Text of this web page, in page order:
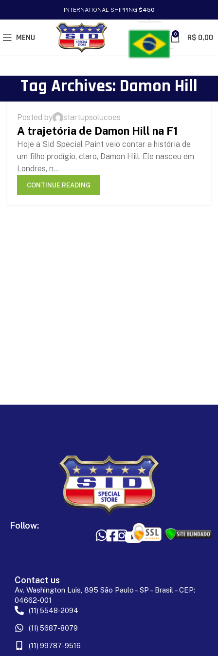
INTERNATIONAL SHIPPING $450
MENU 0 R$ 0,00
Tag Archives: Damon Hill
12
Posted by startupsolucoes
A trajetória de Damon Hill na F1
Hoje a Sid Special Paint veio contar a história de
um filho prodígio, claro, Damon Hill. Ele nasceu em
Londres, n...
CONTINUE READING
Follow:
Contact us
Av. Washington Luis, 895 São Paulo – SP – Brasil – CEP:
04662-001
(11) 5548-2094
(11) 5687-8079
(11) 99787-9516